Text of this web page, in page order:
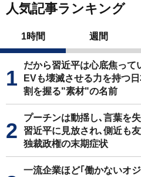
人気記事ランキング
1時間 週間
だから習近平は心底焦っ
EVも壊滅させる力を持つ
割を握る"素材"の名前
プーチンは動揺し､言葉を
習近平に見放され､側近も
独裁政権の末期症状
一流企業ほど｢働かないオ